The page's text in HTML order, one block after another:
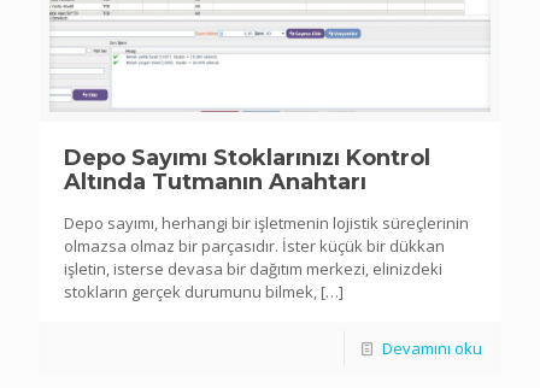
Depo Sayımı Stoklarınızı Kontrol
Altında Tutmanın Anahtarı
Depo sayımı, herhangi bir işletmenin lojistik süreçlerinin
olmazsa olmaz bir parçasıdır. İster küçük bir dükkan
işletin, isterse devasa bir dağıtım merkezi, elinizdeki
stokların gerçek durumunu bilmek, […]
Devamını oku